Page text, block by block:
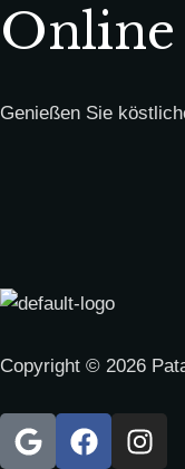
Online
Genießen Sie
Copyright © 2026
G
o
F
a
I
n